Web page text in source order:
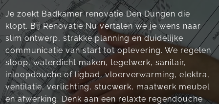
Je zoekt Badkamer renovatie Den Dungen die
klopt.​ Bij Renovatie Nu vertalen we je wens naar
slim ontwerp, strakke planning en duidelijke
communicatie van start tot oplevering.​ We regelen
sloop, waterdicht maken, tegelwerk, sanitair,
inloopdouche of ligbad, vloerverwarming, elektra,
ventilatie, verlichting, stucwerk, maatwerk meubel
en afwerking.​ Denk aan een relaxte regendouche